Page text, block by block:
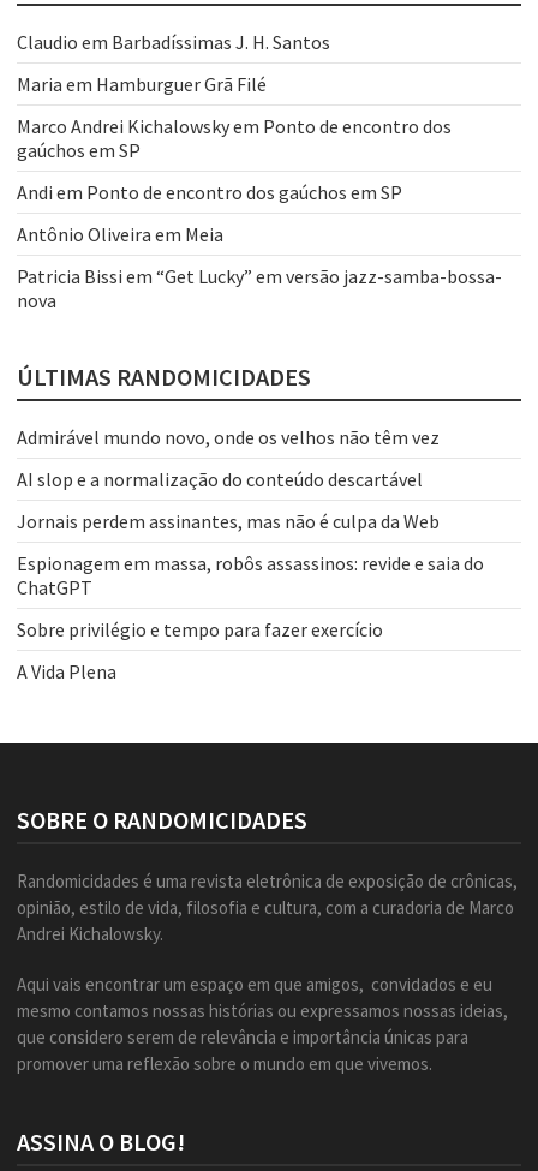
Claudio em Barbadíssimas J. H. Santos
Maria em Hamburguer Grã Filé
Marco Andrei Kichalowskyem Ponto de encontro dos
gaúchos em SP
Andi em Ponto de encontro dos gaúchos em SP
Antônio Oliveira em Meia
Patricia Bissi em “Get Lucky” em versão jazz-samba-bossa-
nova
ÚLTIMAS RANDOMICIDADES
Admirável mundo novo, onde os velhos não têm vez
AI slop e a normalização do conteúdo descartável
Jornais perdem assinantes, mas não é culpa da Web
Espionagem em massa, robôs assassinos: revide e saia do
ChatGPT
Sobre privilégio e tempo para fazer exercício
A Vida Plena
SOBRE O RANDOMICIDADES
Randomicidades é uma revista eletrônica de exposição de crônicas,
opinião, estilo de vida, filosofia e cultura, com a curadoria de Marco
Andrei Kichalowsky.
Aqui vais encontrar um espaço em que amigos, convidados e eu
mesmo contamos nossas histórias ou expressamos nossas ideias,
que considero serem de relevância e importância únicas para
promover uma reflexão sobre o mundo em que vivemos.
ASSINA O BLOG!